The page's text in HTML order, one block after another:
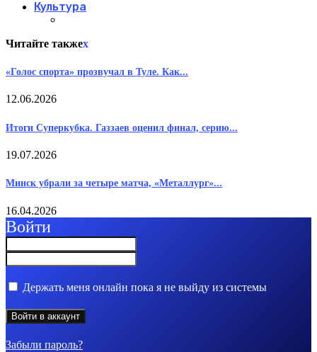
Культура
Читайте такжеx
«Голос спорта» прозвучал в Туле. Как...
12.06.2026
Итоги Суперкубка. Газзаев оценил финал, серию...
19.07.2026
Минск убрали за четыре матча, «Металлург»...
16.04.2026
Войти
Держать меня онлайн пока я не выйду из системы
Забыли пароль?